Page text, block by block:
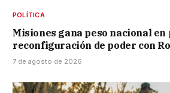
POLÍTICA
Misiones gana peso nacional en
reconfiguración de poder con
7 de agosto de 2026